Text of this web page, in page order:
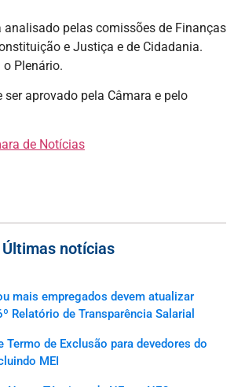
analisado pelas comissões de Finanças
e Justiça e de Cidadania.
Plenário.
ser aprovado pela Câmara e pelo
de Notícias
Últimas notícias
mais empregados devem atualizar
Relatório de Transparência Salarial
Termo de Exclusão para devedores do
MEI